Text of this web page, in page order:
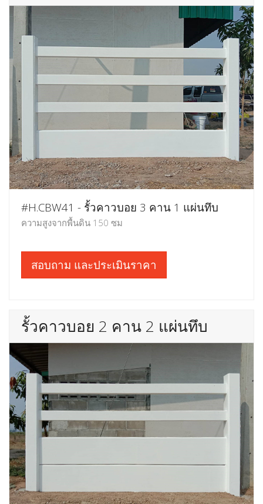
#H.CBW41 - รั้วคาวบอย 3 คาน 1 แผ่นทึบ
ความสูงจากพื้นดิน 150 ซม
สอบถาม และประเมินราคา
รั้วคาวบอย 2 คาน 2 แผ่นทึบ